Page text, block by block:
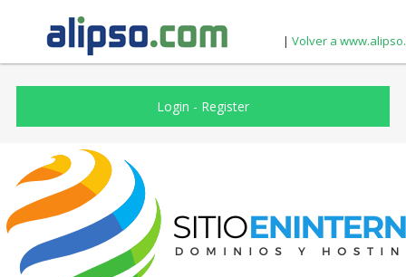
| Volver a
Login - Register